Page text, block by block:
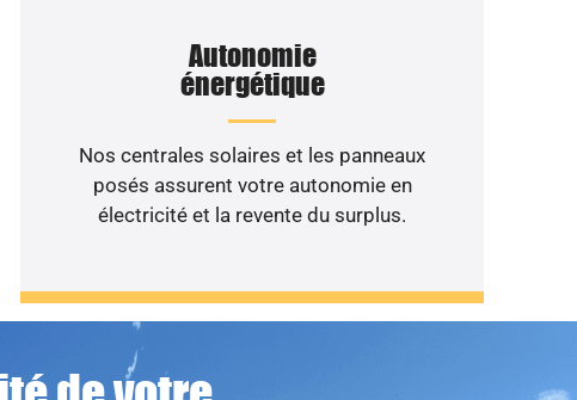
Autonomie
énergétique
Nos centrales solaires et les panneaux
posés assurent votre autonomie en
électricité et la revente du surplus.